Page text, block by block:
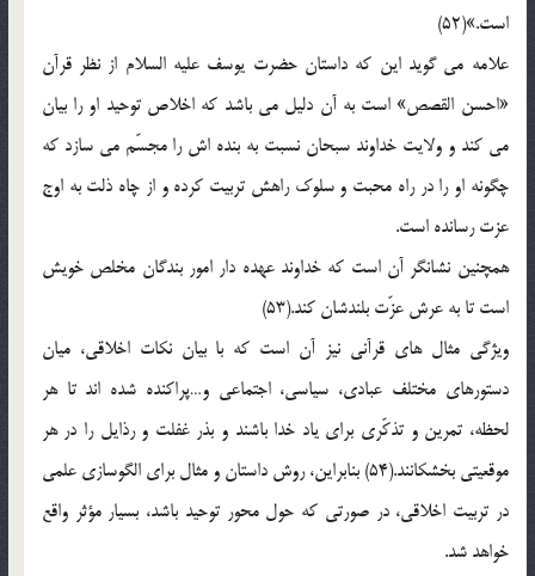
است.»(52)
علامه می گوید این که داستان حضرت یوسف علیه السلام از نظر قرآن
«احسن القصص» است به آن دلیل می باشد که اخلاص توحید او را بیان
می کند و ولایت خداوند سبحان نسبت به بنده اش را مجسّم می سازد که
چگونه او را در راه محبت و سلوک راهش تربیت کرده و از چاه ذلت به اوج
عزت رسانده است.
همچنین نشانگر آن است که خداوند عهده دار امور بندگان مخلص خویش
است تا به عرش عزّت بلندشان کند.(53)
ویژگی مثال های قرآنی نیز آن است که با بیان نکات اخلاقی، میان
دستورهای مختلف عبادی، سیاسی، اجتماعی و…پراکنده شده اند تا هر
لحظه، تمرین و تذکّری برای یاد خدا باشند و بذر غفلت و رذایل را در هر
موقعیتی بخشکانند.(54) بنابراین، روش داستان و مثال برای الگوسازی علمی
در تربیت اخلاقی، در صورتی که حول محور توحید باشد، بسیار مؤثر واقع
خواهد شد.